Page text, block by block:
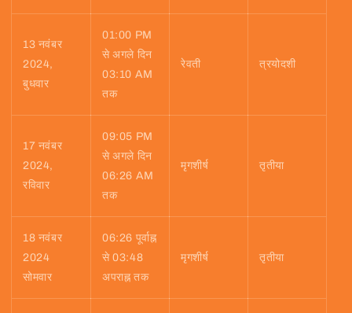
13 नवंबर
2024,
बुधवार
01:00 PM
से अगले दिन
03:10 AM
तक
रेवती त्रयोदशी
17 नवंबर
2024,
रविवार
09:05 PM
से अगले दिन
06:26 AM
तक
मृगशीर्ष तृतीया
18 नवंबर
2024
सोमवार
06:26 पूर्वाह्न
से 03:48
अपराह्न तक
मृगशीर्ष तृतीया